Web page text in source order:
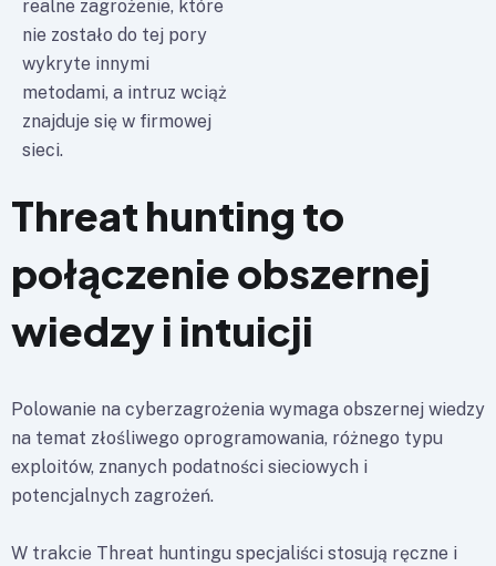
realne zagrożenie, które
nie zostało do tej pory
wykryte innymi
metodami, a intruz wciąż
znajduje się w firmowej
sieci.
Threat hunting to
połączenie obszernej
wiedzy i intuicji
Polowanie na cyberzagrożenia wymaga obszernej wiedzy
na temat złośliwego oprogramowania, różnego typu
exploitów, znanych podatności sieciowych i
potencjalnych zagrożeń.
W trakcie Threat huntingu specjaliści stosują ręczne i